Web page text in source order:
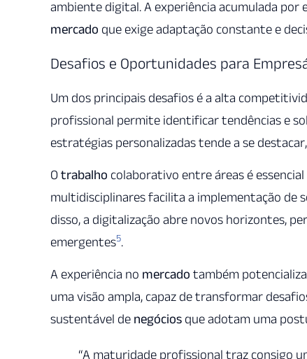
ambiente digital. A experiência acumulada por
mercado que exige adaptação constante e
Desafios e Oportunidades para
Um dos principais desafios é a alta
profissional permite identificar tendências e
estratégias personalizadas tende a se
Otrabalho colaborativo entre áreas é
multidisciplinares facilita a implementação de
disso, a digitalização abre novos horizontes,
emergentes5.
A experiência no mercado também
uma visão ampla, capaz de transformar
sustentável de negócios que adotam uma
“A maturidade profissional traz consigo